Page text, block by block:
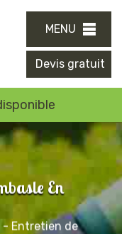
MENU
Devis gratuit
En
- Entretien de